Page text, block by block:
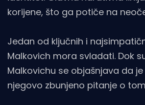
korijene, što ga potiče na
Jedan od ključnih i
Malkovich mora svladati. Dok
Malkovichu se objašnjava da
njegovo zbunjeno pitanje o